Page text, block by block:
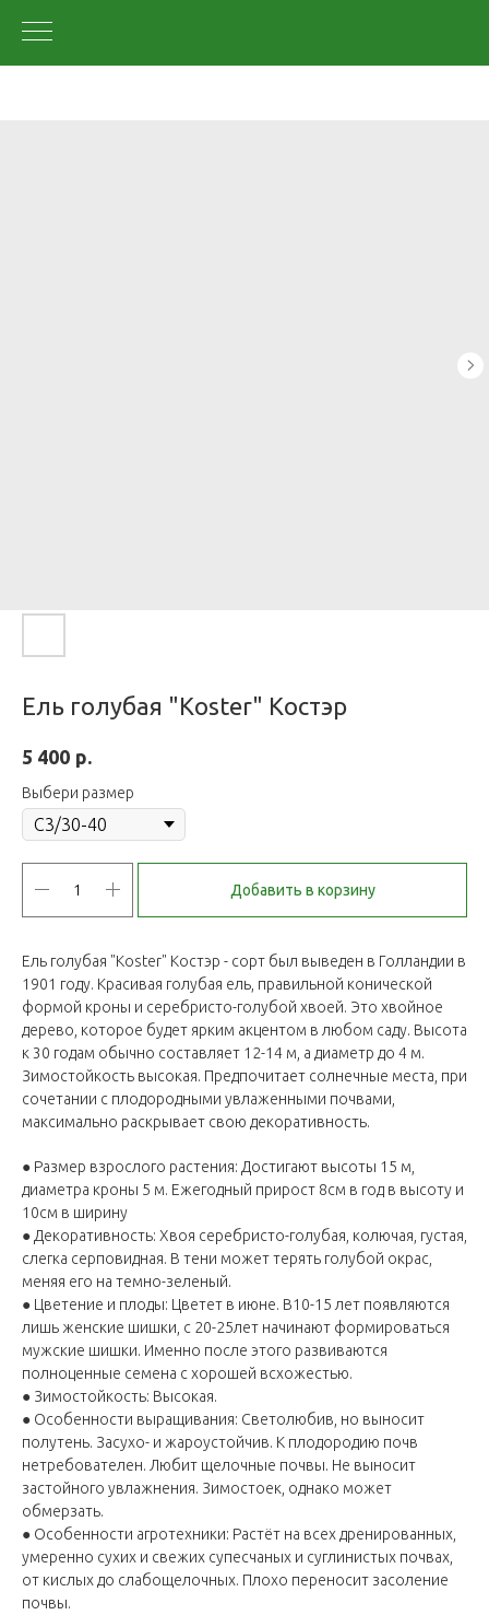
Ель голубая "Koster" Костэр
5 400 р.
Выбери размер
Добавить в корзину
Ель голубая "Koster" Костэр - сорт был выведен в Голландии в
1901 году. Красивая голубая ель, правильной конической
формой кроны и серебристо-голубой хвоей. Это хвойное
дерево, которое будет ярким акцентом в любом саду. Высота
к 30 годам обычно составляет 12-14 м, а диаметр до 4 м.
Зимостойкость высокая. Предпочитает солнечные места, при
сочетании с плодородными увлаженными почвами,
максимально раскрывает свою декоративность.
● Размер взрослого растения: Достигают высоты 15 м,
диаметра кроны 5 м. Ежегодный прирост 8см в год в высоту и
10см в ширину
● Декоративность: Хвоя серебристо-голубая, колючая, густая,
слегка серповидная. В тени может терять голубой окрас,
меняя его на темно-зеленый.
● Цветение и плоды: Цветет в июне. В10-15 лет появляются
лишь женские шишки, с 20-25лет начинают формироваться
мужские шишки. Именно после этого развиваются
полноценные семена с хорошей всхожестью.
● Зимостойкость: Высокая.
● Особенности выращивания: Светолюбив, но выносит
полутень. Засухо- и жароустойчив. К плодородию почв
нетребователен. Любит щелочные почвы. Не выносит
застойного увлажнения. Зимостоек, однако может
обмерзать.
● Особенности агротехники: Растёт на всех дренированных,
умеренно сухих и свежих супесчаных и суглинистых почвах,
от кислых до слабощелочных. Плохо переносит засоление
почвы.